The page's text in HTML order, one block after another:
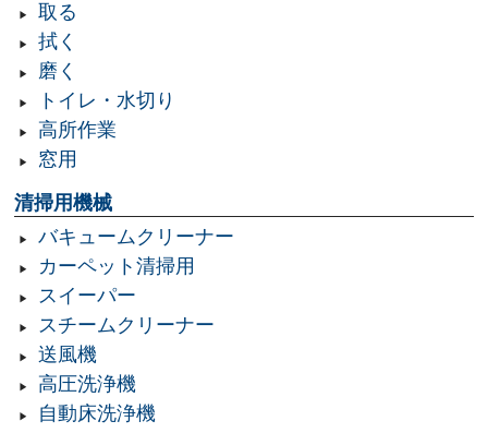
取る
拭く
磨く
トイレ・水切り
高所作業
窓用
清掃用機械
バキュームクリーナー
カーペット清掃用
スイーパー
スチームクリーナー
送風機
高圧洗浄機
自動床洗浄機